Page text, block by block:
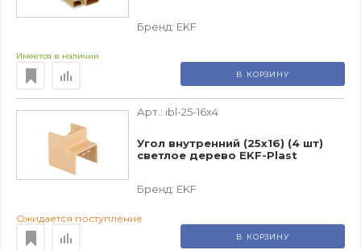
Бренд: EKF
Имеется в наличии
В КОРЗИНУ
Арт.: ibl-25-16x4
Угол внутренний (25х16) (4 шт)
светлое дерево EKF-Plast
Бренд: EKF
Ожидается поступление
В КОРЗИНУ